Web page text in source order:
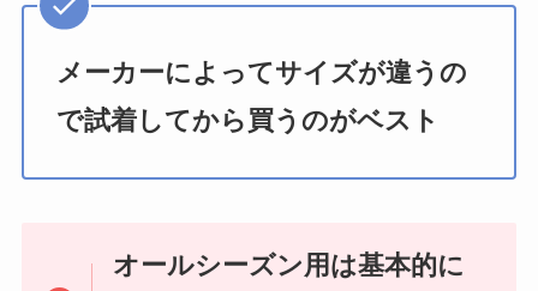
メーカーによってサイズが違うの
で試着してから買うのがベスト
オールシーズン用は基本的に